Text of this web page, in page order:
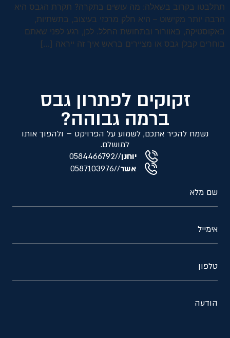
תתלבטו בקרוב בשאלה: מה עושים בתקרה? תקרת הגבס היא
הרבה יותר מקישוט – היא חלק מרכזי בעיצוב, בתשתיות,
באקוסטיקה, באוורור ובתחושת החלל. לכן, רגע לפני שאתם
בוחרים קבלן גבס או מציירים בראש איך זה ייראה […]
זקוקים לפתרון גבס
ברמה גבוהה?
נשמח להכיר אתכם, לשמוע על הפרויקט – ולהפוך אותו
למושלם.
יוחנן//
0584466792
אשר//
0587103976
שם מלא
אימייל
טלפון
הודעה